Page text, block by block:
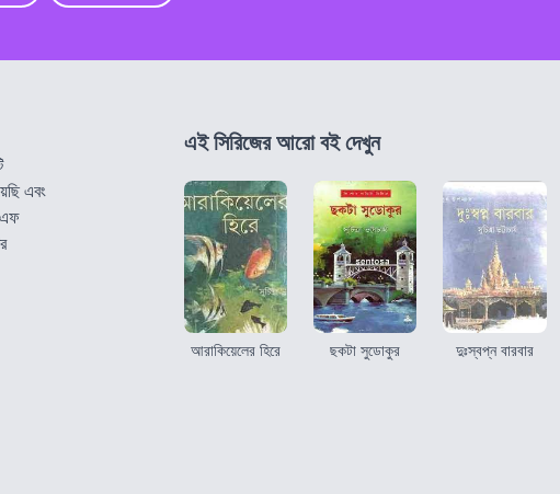
এবং
এই সিরিজের আরো বই দেখুন
আরাকিয়েলের হিরে ছকটা সুডোকুর দুঃস্বপ্ন বারবার